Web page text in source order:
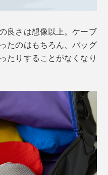
良さは想像以上。ケーブ
たのはもちろん、バッグ
たりすることがなくなり